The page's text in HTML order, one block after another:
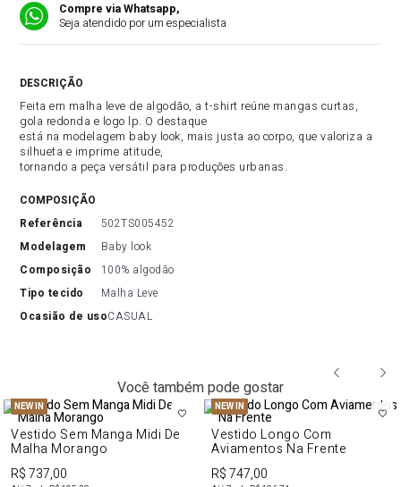
Compre via Whatsapp,
Seja atendido por um especialista
Feita em malha leve de algodão, a t-shirt reúne mangas curtas,
gola redonda e logo lp. O destaque
está na modelagem baby look, mais justa ao corpo, que valoriza a
silhueta e imprime atitude,
tornando a peça versátil para produções urbanas.
COMPOSIÇÃO
referência
502TS005452
modelagem
Baby look
composição
100% algodão
tipo tecido
Malha Leve
ocasião de usoCASUAL
Você também pode gostar
NEW IN
Vestido Sem Manga Midi De
Malha Morango
R$ 737,00
NEW IN
Vestido Longo Com
Aviamentos Na Frente
R$ 747,00